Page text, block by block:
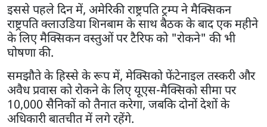
इससे पहले दिन में, अमेरिकी राष्ट्रपति ट्रम्प ने मैक्सिकन
राष्ट्रपति क्लाउडिया शिनबाम के साथ बैठक के बाद एक महीने
के लिए मैक्सिकन वस्तुओं पर टैरिफ को "रोकने" की भी
घोषणा की.
समझौते के हिस्से के रूप में, मेक्सिको फेंटेनाइल तस्करी और
अवैध प्रवास को रोकने के लिए यूएस-मैक्सिको सीमा पर
10,000 सैनिकों को तैनात करेगा, जबकि दोनों देशों के
अधिकारी बातचीत में लगे रहेंगे.